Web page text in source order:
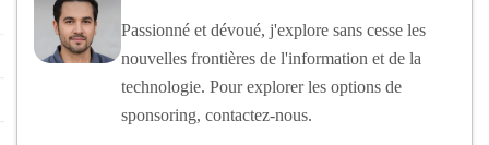
Passionné et dévoué, j'explore sans cesse les
nouvelles frontières de l'information et de la
technologie. Pour explorer les options de
sponsoring, contactez-nous.